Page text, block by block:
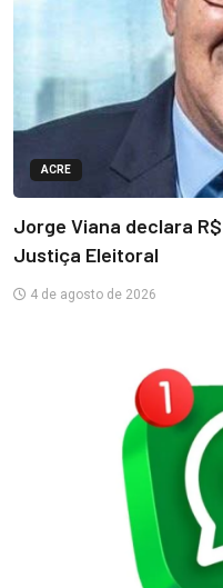
ACRE
Jorge Viana declara
Justiça Eleitoral
4 de agosto de 2026